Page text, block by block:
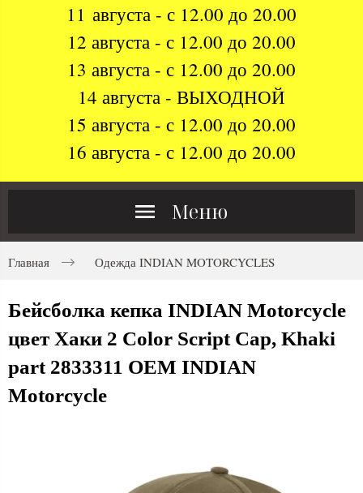
11 августа - с 12.00 до 20.00
12 августа - с 12.00 до 20.00
13 августа - с 12.00 до 20.00
14 августа - ВЫХОДНОЙ
15 августа - с 12.00 до 20.00
16 августа - с 12.00 до 20.00
Меню
Главная Одежда INDIAN MOTORCYCLES
Бейсболка кепка INDIAN Motorcycle
цвет Хаки 2 Color Script Cap, Khaki
part 2833311 OEM INDIAN
Motorcycle